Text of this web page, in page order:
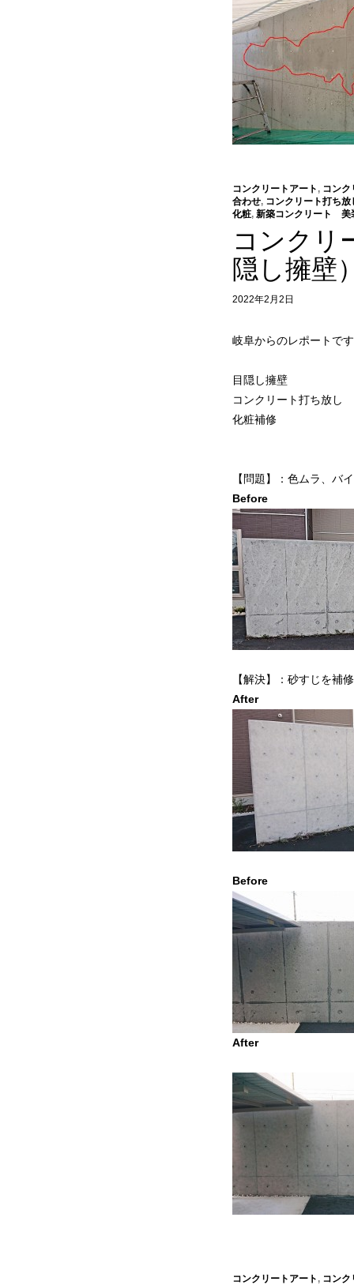
コンクリートアート , コンク
合わせ, コンクリート打ち放
化粧, 新築コンクリート 美
コンク
隠し擁壁
2022年2月2日
岐阜からのレポートで
目隠し擁壁
コンクリート打ち放し
化粧補修
【問題】：色ムラ、バ
Before
【解決】：砂すじを補
After
Before
After
コンクリートアート , コンク